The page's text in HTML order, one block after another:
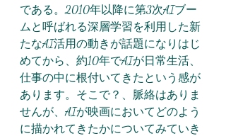
である。2010年以降に第3次AIブー
ムと呼ばれる深層学習を利用した新
たなAI活用の動きが話題になりはじ
めてから、約10年でAIが日常生活、
仕事の中に根付いてきたという感が
あります。そこで？、脈絡はありま
せんが、AIが映画においてどのよう
に描かれてきたかについてみていき